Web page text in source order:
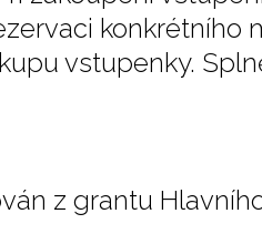
konkrétního
vstupenky.
z grantu